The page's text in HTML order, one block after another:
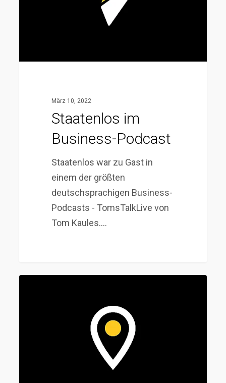
März 10, 2022
Staatenlos im
Business-Podcast
Staatenlos war zu Gast in
einem der größten
deutschsprachigen Business-
Podcasts - TomsTalkLive von
Tom Kaules.…